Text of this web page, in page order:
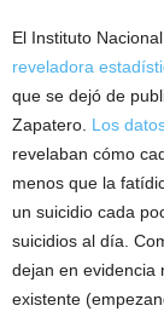
El Instituto
reveladora
que se dejó de
Zapatero. Los
revelaban cómo
menos que la
un suicidio cada
suicidios al día.
dejan en evidencia
existente